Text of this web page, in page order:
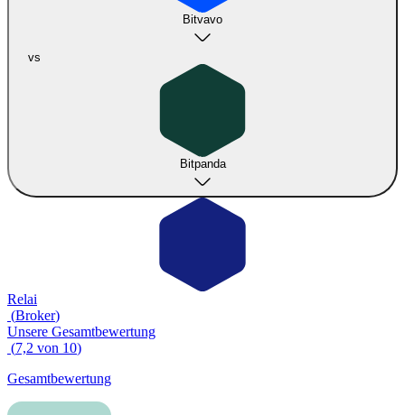
Bitvavo
vs
Bitpanda
Relai
(Broker)
Unsere Gesamtbewertung
(7,2 von 10)
Gesamtbewertung